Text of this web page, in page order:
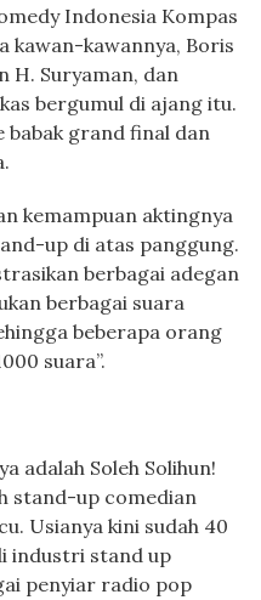
Indonesia Kompas
kawan-kawannya, Boris
H. Suryaman, dan
bergumul di ajang itu.
babak grand final dan
kemampuan aktingnya
up di atas panggung.
berbagai adegan
berbagai suara
beberapa orang
suara”.
adalah Soleh Solihun!
stand-up comedian
Usianya kini sudah 40
industri stand up
penyiar radio pop